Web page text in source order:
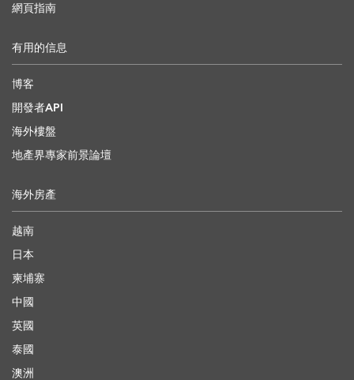
網頁指南
有用的信息
博客
開發者API
海外樓盤
地產界專家前景論壇
海外房產
越南
日本
柬埔寨
中國
英國
泰國
澳洲